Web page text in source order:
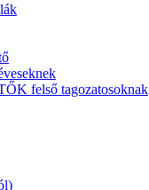
felső tagozatosoknak